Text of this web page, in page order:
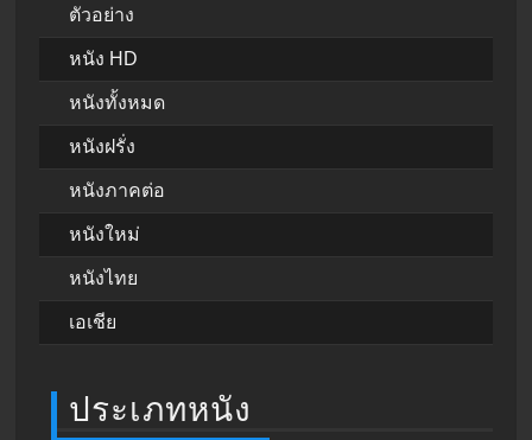
ตัวอย่าง
หนัง HD
หนังทั้งหมด
หนังฝรั่ง
หนังภาคต่อ
หนังใหม่
หนังไทย
เอเชีย
ประเภทหนัง